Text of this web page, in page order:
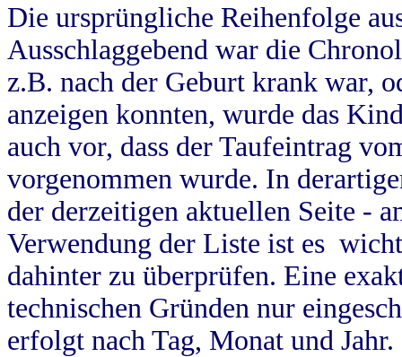
Die ursprüngliche Reihenfolge
Ausschlaggebend war die
z.B. nach der Geburt krank war,
anzeigen konnten, wurde das
auch vor, dass der Taufeintrag
vorgenommen wurde. In
der derzeitigen aktuellen Seite -
Verwendung der Liste ist es
dahinter zu überprüfen. Eine
technischen Gründen nur
erfolgt nach Tag, Monat und Jahr.